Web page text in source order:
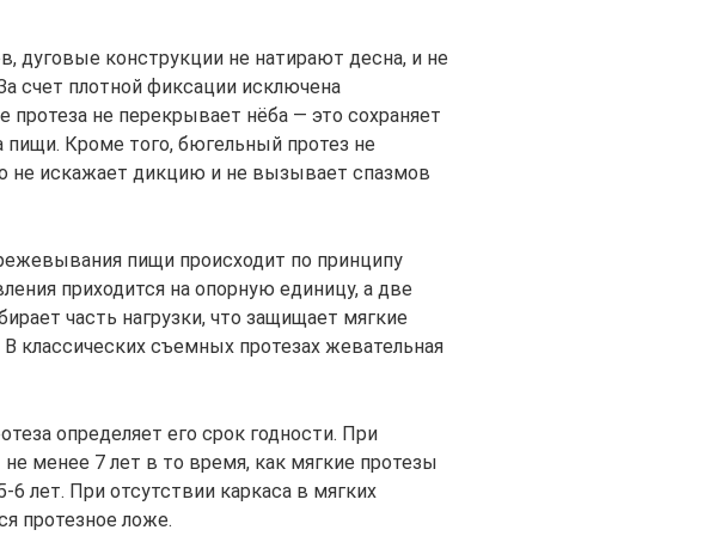
дуговые конструкции не натирают десна, и не
счет плотной фиксации исключена
протеза не перекрывает нёба — это сохраняет
Кроме того, бюгельный протез не
не искажает дикцию и не вызывает спазмов
пищи происходит по принципу
приходится на опорную единицу, а две
часть нагрузки, что защищает мягкие
классических съемных протезах жевательная
определяет его срок годности. При
менее 7 лет в то время, как мягкие протезы
лет. При отсутствии каркаса в мягких
протезное ложе.